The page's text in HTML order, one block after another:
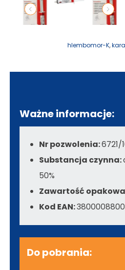
hlembomor-K,
Ważne informacje:
Nr pozwolenia:6721/
Substancja czynna:
50%
Zawartość
Kod EAN:
Do pobrania: